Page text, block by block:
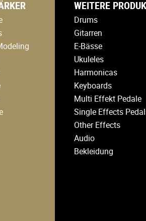
WEITERE
Drums
Gitarren
E-Bässe
Ukuleles
Harmonicas
Keyboards
Multi Effekt Pedale
Single Effects
Other Effects
Audio
Bekleidung